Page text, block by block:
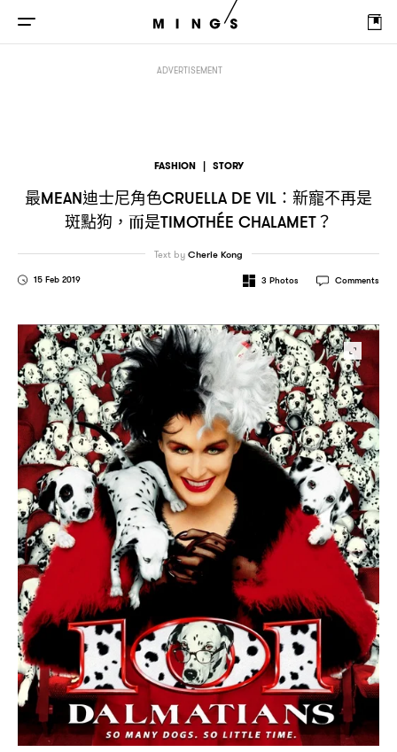
ADVERTISEMENT
FASHION | STORY
最MEAN迪士尼角色CRUELLA DE VIL： 新寵不再是
斑點狗 ， 而是TIMOTHÉE CHALAMET？
15 Feb 2019
Text byCherie Kong
3 Photos Comments
Cruella de Vil： 新寵不再是斑點狗 Timothée